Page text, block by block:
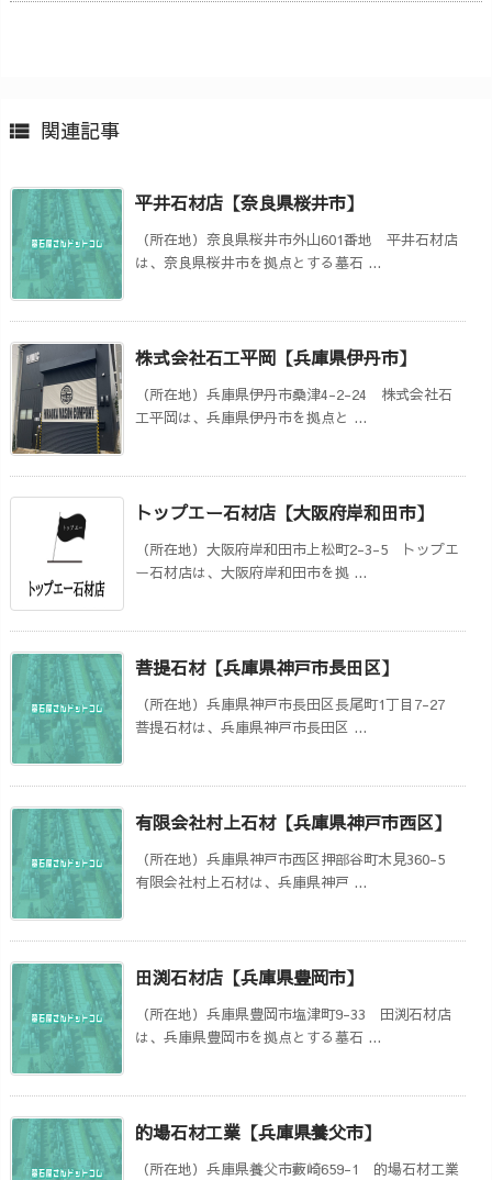
 関連記事
平井石材店【奈良県桜井市】
（所在地）奈良県桜井市外山601番地 平井石材店
は、奈良県桜井市を拠点とする墓石 ...
株式会社石工平岡【兵庫県伊丹市】
（所在地）兵庫県伊丹市桑津4-2-24 株式会社石
工平岡は、兵庫県伊丹市を拠点と ...
トップエー石材店【大阪府岸和田市】
（所在地）大阪府岸和田市上松町2-3-5 トップエ
ー石材店は、大阪府岸和田市を拠 ...
菩提石材【兵庫県神戸市長田区】
（所在地）兵庫県神戸市長田区長尾町1丁目7-27
菩提石材は、兵庫県神戸市長田区 ...
有限会社村上石材【兵庫県神戸市西区】
（所在地）兵庫県神戸市西区押部谷町木見360-5
有限会社村上石材は、兵庫県神戸 ...
田渕石材店【兵庫県豊岡市】
（所在地）兵庫県豊岡市塩津町9-33 田渕石材店
は、兵庫県豊岡市を拠点とする墓石 ...
的場石材工業【兵庫県養父市】
（所在地）兵庫県養父市藪崎659-1 的場石材工業